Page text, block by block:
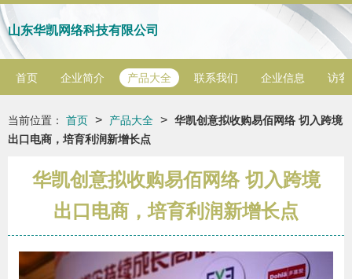
山东华凯网络科技有限公司
首页 企业简介 产品大全 联系我们 企业信息 访客
当前位置： 首页 > 产品大全 > 华凯创意拟收购易佰网络 切入跨境
出口电商，培育利润新增长点
华凯创意拟收购易佰网络 切入跨境
出口电商，培育利润新增长点